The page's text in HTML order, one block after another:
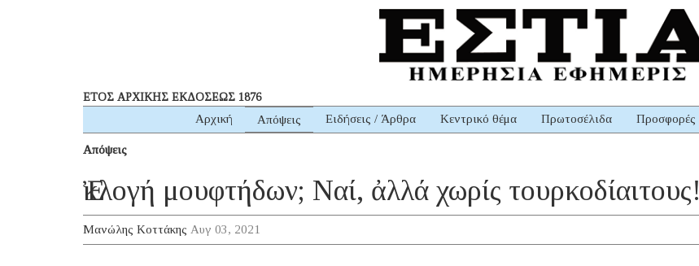
ΕΤΟΣ ΑΡΧΙΚΗΣ ΕΚΔΟΣΕΩΣ 1876
Αρχική Απόψεις Ειδήσεις / Άρθρα Κεντρικό θέμα Πρωτοσέλιδα Προσφορές
Απόψεις
Ἐκλογή μουφτήδων; Ναί, ἀλλά χωρίς τουρκοδίαιτους!
Μανώλης Κοττάκης Αυγ 03, 2021